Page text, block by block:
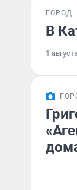
ГОРОД
В
1